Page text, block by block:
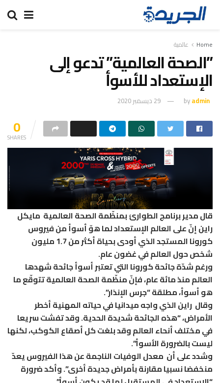
Home عالمية
”الصحة العالمية” تدعو إلى
الإستعداد للأسوأ
byadmin 29 ديسمبر 2020
0
SHARES
قال مدير برنامج الطوارئ بمنظّمة الصحة العالمية مايكل
راين إنّ على العالم الإستعداد لما هوّ أسوأ من فيروس
كورونا المستجد الذي أودى بحياة أكثر من 1.7 مليون
شخص حول العالم في غضون عام.
ورغم شدّة جائحة كورونا التي تعتبر أسوأ جائحة شهدها
العالم منذ مائة عام، فإنّ منظّمة الصحة العالمية تتوقّع ما
هو أسوأ، مطلقة “جرس الإنذار”.
وقال راين الذي واجه ميدانيا في حياته المهنية أخطر
الأمراض، “هذه الجائحة شديدة الحدية. وقد تفشت سريعا
في مختلف أنحاء العالم وقد بلغت كل أصقاع الكوكب، لكنها
ليست بالضرورة الأسوأ”.
وشدد على أن معدل الوفيات الناجمة عن هذا الفيروس يعدّ
منخفضا نسبيا مقارنة بأمراض جديدة أخرى”. وأكد ضرورة